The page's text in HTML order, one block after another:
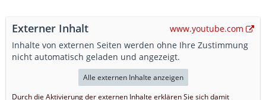
Externer Inhalt
www.youtube.com
Inhalte von externen Seiten werden ohne Ihre Zustimmung
nicht automatisch geladen und angezeigt.
Alle externen Inhalte anzeigen
Durch die Aktivierung der externen Inhalte erklären Sie sich damit